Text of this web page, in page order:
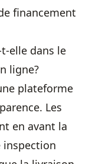
financement
elle dans le
ligne?
plateforme
Les
en avant la
inspection